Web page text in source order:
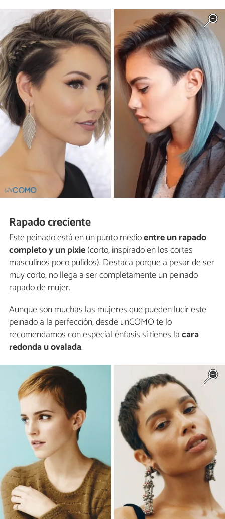
Rapado creciente
Este peinado está en un punto medioentre un rapado
completo y un pixie(corto, inspirado en los cortes
masculinos poco pulidos). Destaca porque a pesar de ser
muy corto, no llega a ser completamente un peinado
rapado de mujer.
Aunque son muchas las mujeres que pueden lucir este
peinado a la perfección, desde unCOMO te lo
recomendamos con especial énfasis si tienes lacara
redonda u ovalada.